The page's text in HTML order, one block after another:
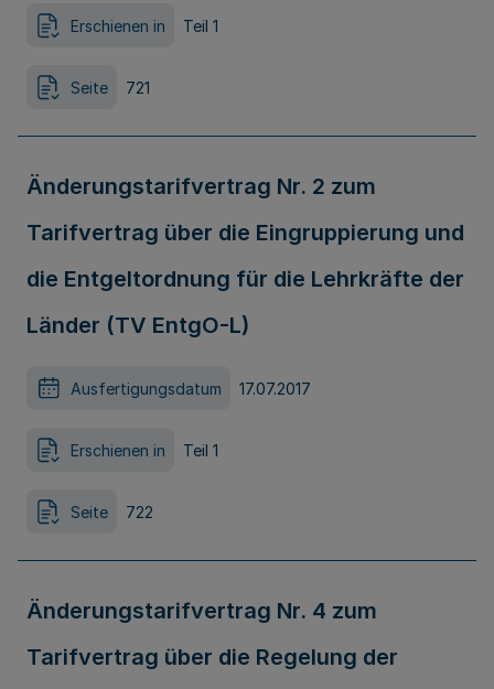
Erschienen in Teil 1
Seite 721
Änderungstarifvertrag Nr. 2 zum
Tarifvertrag über die Eingruppierung und
die Entgeltordnung für die Lehrkräfte der
Länder (TV EntgO-L)
Ausfertigungsdatum 17.07.2017
Erschienen in Teil 1
Seite 722
Änderungstarifvertrag Nr. 4 zum
Tarifvertrag über die Regelung der